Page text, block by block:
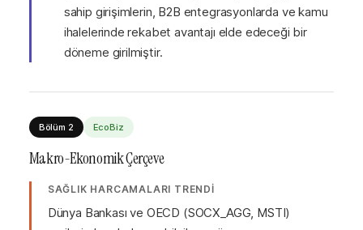
sahip girişimlerin, B2B entegrasyonlarda ve kamu
ihalelerinde rekabet avantajı elde edeceği bir
döneme girilmiştir.
Bölüm 2 EcoBiz
Makro-Ekonomik Çerçeve
SAĞLIK HARCAMALARI TRENDİ
Dünya Bankası ve OECD (SOCX_AGG, MSTI)